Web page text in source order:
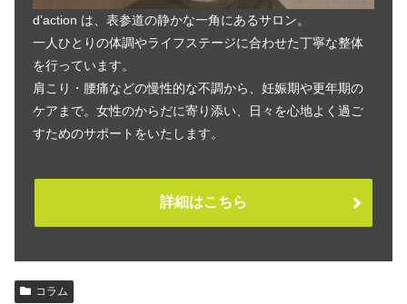
d’action は、表参道の静かな一角にあるサロン。
一人ひとりの体調やライフステージに合わせた丁寧な整体
を行っています。
肩こり・腰痛などの慢性的な不調から、妊娠期や更年期の
ケアまで。女性のからだに寄り添い、日々を心地よく過ご
すためのサポートをいたします。
詳細はこちら
コラム